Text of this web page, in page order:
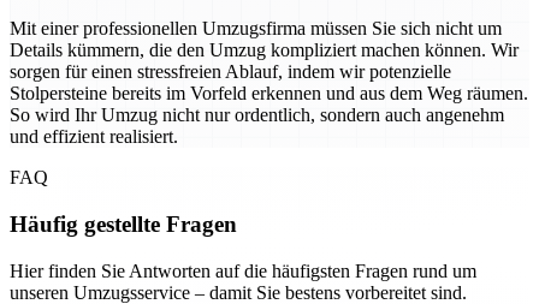
Mit einer professionellen Umzugsfirma müssen Sie sich nicht um
Details kümmern, die den Umzug kompliziert machen können. Wir
sorgen für einen stressfreien Ablauf, indem wir potenzielle
Stolpersteine bereits im Vorfeld erkennen und aus dem Weg räumen.
So wird Ihr Umzug nicht nur ordentlich, sondern auch angenehm
und effizient realisiert.
FAQ
Häufig gestellte Fragen
Hier finden Sie Antworten auf die häufigsten Fragen rund um
unseren Umzugsservice – damit Sie bestens vorbereitet sind.